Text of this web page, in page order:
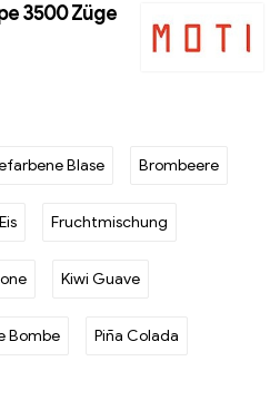
3500 Züge
Blase Brombeere
Fruchtmischung
Kiwi Guave
Bombe Piña Colada